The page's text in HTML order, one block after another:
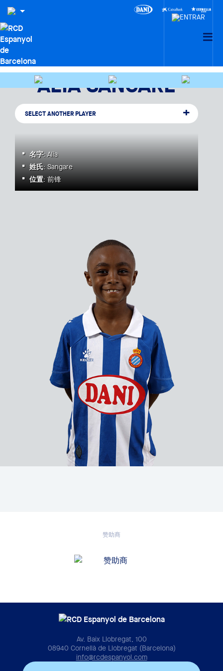
ALIA SANGARE
SELECT ANOTHER PLAYER
名字: Alia
姓氏: Sangare
位置: 前锋
赞助商
Av. Baix Llobregat, 100
08940 Cornellà de Llobregat (Barcelona)
info@rcdespanyol.com